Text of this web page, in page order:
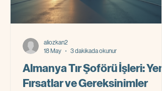
Almanya Tır Şoförü İşleri: Yeni
Fırsatlar ve Gereksinimler
aliozkan2
18 May
3 dakikada okunur